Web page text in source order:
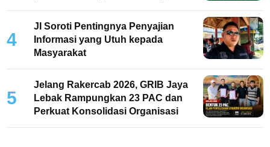
4
JI Soroti Pentingnya Penyajian
Informasi yang Utuh kepada
Masyarakat
5
Jelang Rakercab 2026, GRIB Jaya
Lebak Rampungkan 23 PAC dan
Perkuat Konsolidasi Organisasi